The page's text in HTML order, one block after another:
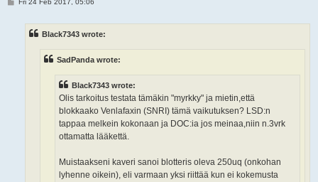
Fri 24 Feb 2017, 05:06
Black7343 wrote:
SadPanda wrote:
Black7343 wrote:
Olis tarkoitus testata tämäkin "myrkky" ja mietin,että
blokkaako Venlafaxin (SNRI) tämä vaikutuksen? LSD:n
tappaa melkein kokonaan ja DOC:ia jos meinaa,niin n.3vrk
ottamatta lääkettä.
Muistaakseni kaveri sanoi blotteris oleva 250uq (onkohan
lyhenne oikein), eli varmaan yksi riittää kun ei kokemusta